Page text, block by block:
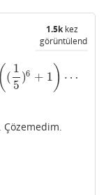
1.5kkez
görüntülendi
( (
1
5
)6 + 1 ) ⋯
Çözemedim.